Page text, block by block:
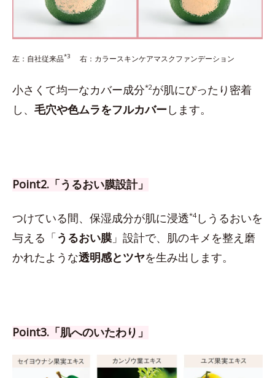
左：自社従来品*3 右：カラースキンケアマスクファンデーション
小さくて均一なカバー成分*2が肌にぴったり密着
し、 毛穴や色ムラをフルカバーします。
Point2.「うるおい膜設計」
つけている間、保湿成分が肌に浸透*4しうるおいを
与える「うるおい膜 」設計で、肌のキメを整え磨
かれたような透明感とツヤを生み出します。
Point3.「肌へのいたわり」